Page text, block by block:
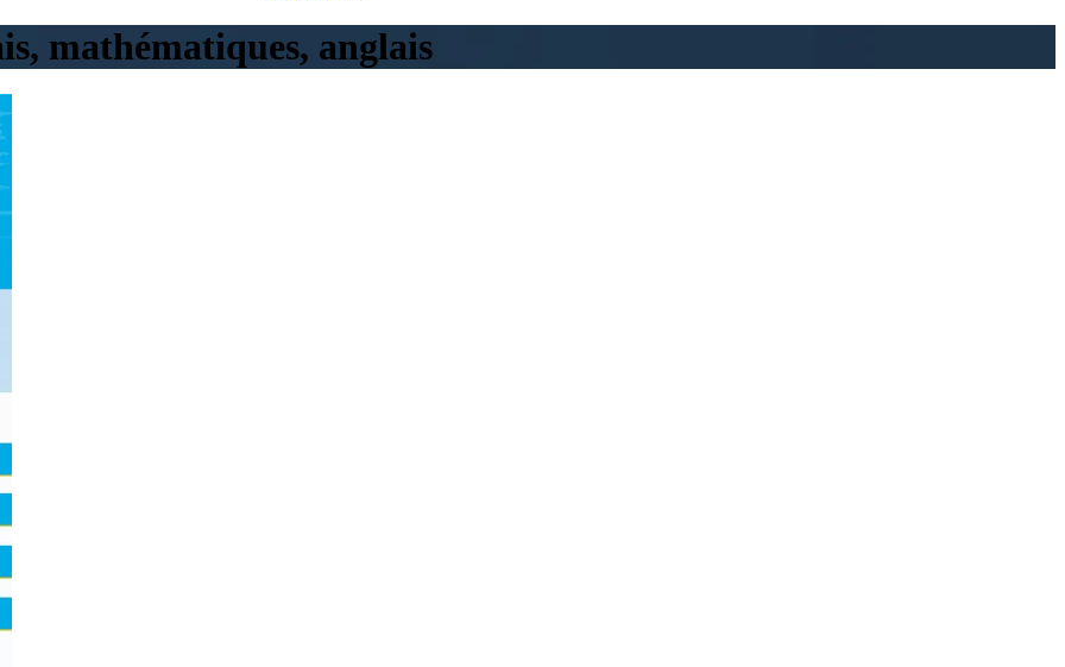
mathématiques, anglais